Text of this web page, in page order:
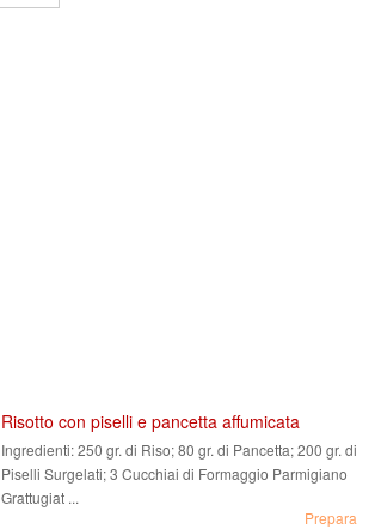
Risotto con piselli e pancetta affumicata
Ingredienti:250 gr. di Riso; 80 gr. di Pancetta; 200 gr. di
Piselli Surgelati; 3 Cucchiai di Formaggio Parmigiano
Grattugiat ...
Prepara